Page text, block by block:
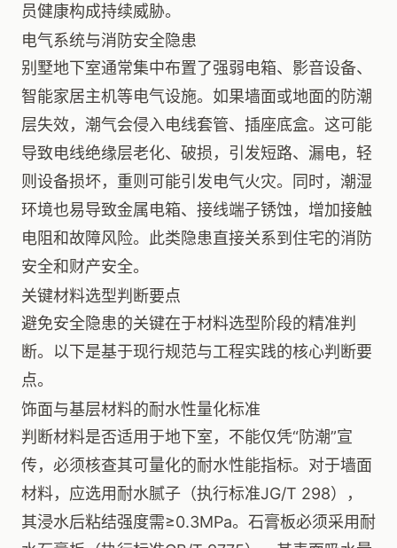
员健康构成持续威胁。
电气系统与消防安全隐患
别墅地下室通常集中布置了强弱电箱、影音设备、
智能家居主机等电气设施。如果墙面或地面的防潮
层失效，潮气会侵入电线套管、插座底盒。这可能
导致电线绝缘层老化、破损，引发短路、漏电，轻
则设备损坏，重则可能引发电气火灾。同时，潮湿
环境也易导致金属电箱、接线端子锈蚀，增加接触
电阻和故障风险。此类隐患直接关系到住宅的消防
安全和财产安全。
关键材料选型判断要点
避免安全隐患的关键在于材料选型阶段的精准判
断。以下是基于现行规范与工程实践的核心判断要
点。
饰面与基层材料的耐水性量化标准
判断材料是否适用于地下室，不能仅凭“防潮”宣
传，必须核查其可量化的耐水性能指标。对于墙面
材料，应选用耐水腻子（执行标准JG/T 298），
其浸水后粘结强度需≥0.3MPa。石膏板必须采用耐